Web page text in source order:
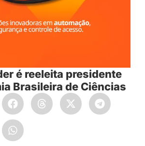
é reeleita presidente
Brasileira de Ciências